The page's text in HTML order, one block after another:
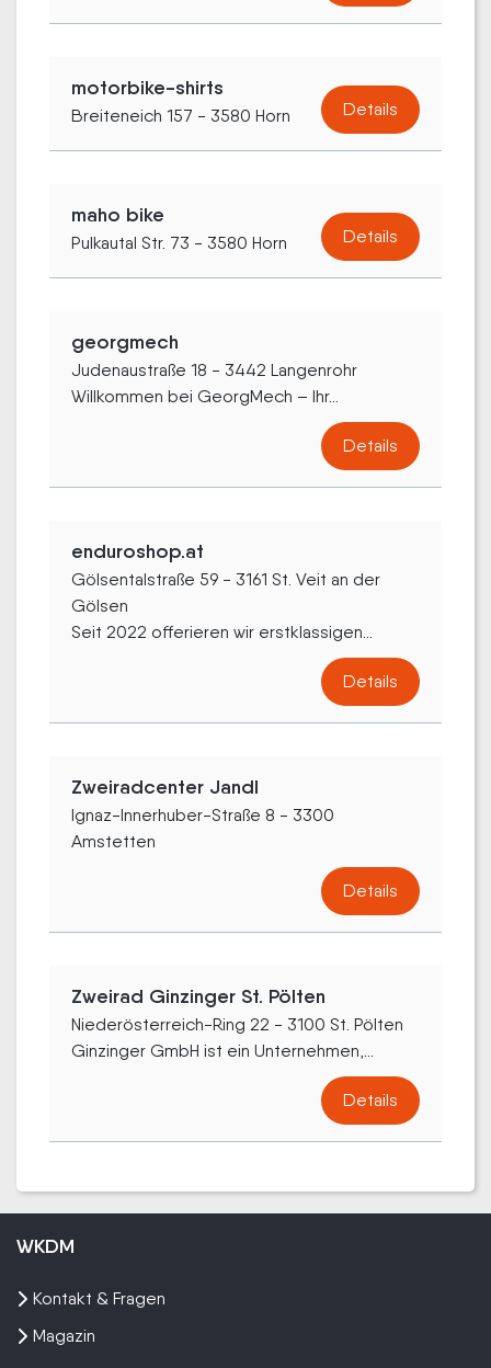
motorbike-shirts
Breiteneich 157 - 3580 Horn Details
maho bike
Pulkautal Str. 73 - 3580 Horn Details
georgmech
Judenaustraße 18 - 3442 Langenrohr
Willkommen bei GeorgMech – Ihr...
Details
enduroshop.at
Gölsentalstraße 59 - 3161 St. Veit an der
Gölsen
Seit 2022 offerieren wir erstklassigen...
Details
Zweiradcenter Jandl
Ignaz-Innerhuber-Straße 8 - 3300
Amstetten
Details
Zweirad Ginzinger St. Pölten
Niederösterreich-Ring 22 - 3100 St. Pölten
Ginzinger GmbH ist ein Unternehmen,...
Details
WKDM
Kontakt & Fragen
Magazin